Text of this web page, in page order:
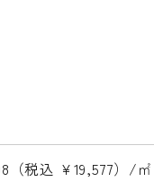
（税込 ¥19,577）/㎡